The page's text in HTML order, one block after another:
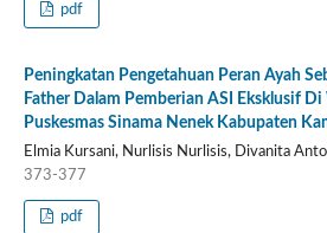
pdf
Peningkatan Pengetahuan Peran Ayah
Father Dalam Pemberian ASI Eksklusif
Puskesmas Sinama Nenek Kabupaten
Elmia Kursani, Nurlisis Nurlisis, Divanita
373-377
pdf